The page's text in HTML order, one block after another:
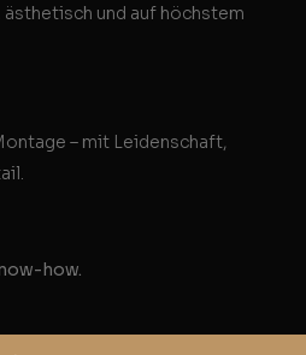
ästhetisch und auf höchstem
– mit Leidenschaft,
how.